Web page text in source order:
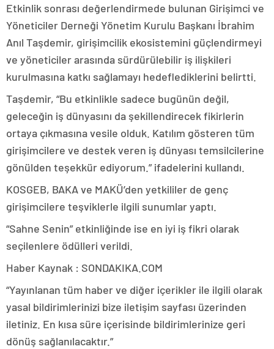
Etkinlik sonrası değerlendirmede bulunan Girişimci ve
Yöneticiler Derneği Yönetim Kurulu Başkanı İbrahim
Anıl Taşdemir, girişimcilik ekosistemini güçlendirmeyi
ve yöneticiler arasında sürdürülebilir iş ilişkileri
kurulmasına katkı sağlamayı hedeflediklerini belirtti.
Taşdemir, “Bu etkinlikle sadece bugünün değil,
geleceğin iş dünyasını da şekillendirecek fikirlerin
ortaya çıkmasına vesile olduk. Katılım gösteren tüm
girişimcilere ve destek veren iş dünyası temsilcilerine
gönülden teşekkür ediyorum.” ifadelerini kullandı.
KOSGEB, BAKA ve MAKÜ’den yetkililer de genç
girişimcilere teşviklerle ilgili sunumlar yaptı.
“Sahne Senin” etkinliğinde ise en iyi iş fikri olarak
seçilenlere ödülleri verildi.
Haber Kaynak : SONDAKIKA.COM
“Yayınlanan tüm haber ve diğer içerikler ile ilgili olarak
yasal bildirimlerinizi bize iletişim sayfası üzerinden
iletiniz. En kısa süre içerisinde bildirimlerinize geri
dönüş sağlanılacaktır.”